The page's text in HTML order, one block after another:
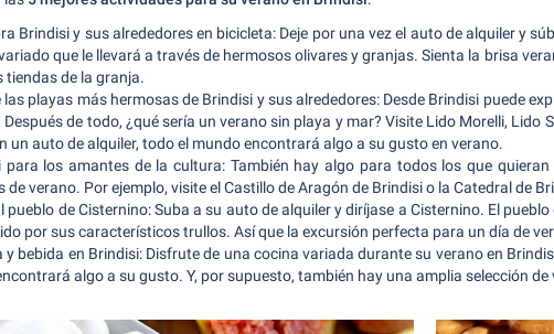
Brindisi y sus alrededores en bicicleta: Deje por una vez el auto de alquiler y
que le llevará a través de hermosos olivares y granjas. Sienta la brisa
tiendas de la granja.
las playas más hermosas de Brindisi y sus alrededores: Desde Brindisi puede
Después de todo, ¿qué sería un verano sin playa y mar? Visite Lido Morelli, Lido
un auto de alquiler, todo el mundo encontrará algo a su gusto en verano.
para los amantes de la cultura: También hay algo para todos los que
de verano. Por ejemplo, visite el Castillo de Aragón de Brindisi o la Catedral de
pueblo de Cisternino: Suba a su auto de alquiler y diríjase a Cisternino. El
por sus característicos trullos. Así que la excursión perfecta para un día de
y bebida en Brindisi: Disfrute de una cocina variada durante su verano en
algo a su gusto. Y, por supuesto, también hay una amplia selección de